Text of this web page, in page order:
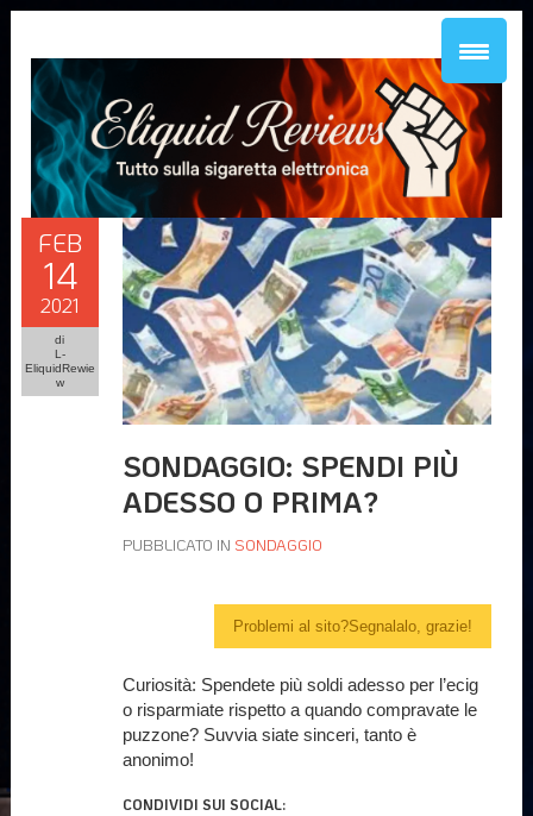
FEB
14
2021
di
L-
EliquidRewie
w
SONDAGGIO: SPENDI PIÙ
ADESSO O PRIMA?
PUBBLICATO IN SONDAGGIO
Problemi al sito?Segnalalo, grazie!
Curiosità: Spendete più soldi adesso per l’ecig
o risparmiate rispetto a quando compravate le
puzzone? Suvvia siate sinceri, tanto è
anonimo!
CONDIVIDI SUI SOCIAL: